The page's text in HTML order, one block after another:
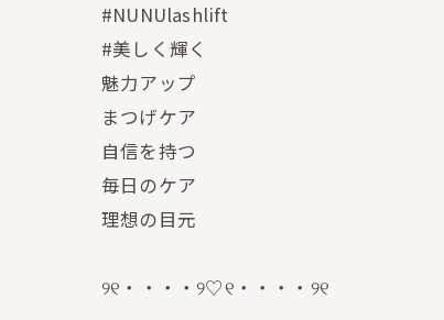
#NUNUlashlift
#美しく輝く
魅力アップ
まつげケア
自信を持つ
毎日のケア
理想の目元
୨୧・・・・୨♡୧・・・・୨୧